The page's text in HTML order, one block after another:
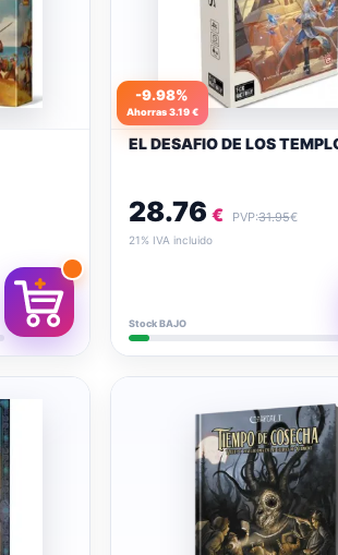
-9.98%
Ahorras 3.19 €
EL DESAFIO DE LOS
28.76 € PVP:31.95€
21% IVA incluido
Stock BAJO